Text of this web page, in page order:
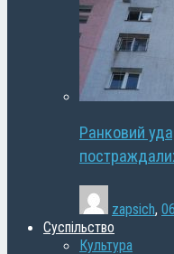
Ранковий
zapsich,
Суспільство
Культура